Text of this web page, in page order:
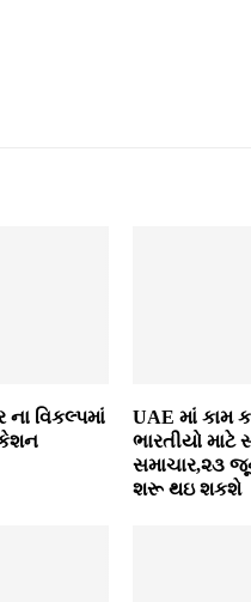
વિકલ્પમાં
UAE માં કામ
ભારતીયો માટે
સમાચાર,૨૩
શરૂ થઇ શકશે